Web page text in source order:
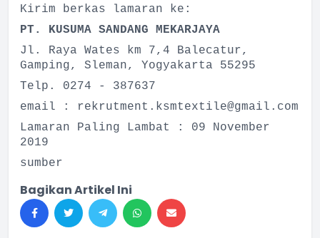
Kirim berkas lamaran ke:
PT. KUSUMA SANDANG MEKARJAYA
Jl. Raya Wates km 7,4 Balecatur,
Gamping, Sleman, Yogyakarta 55295
Telp. 0274 - 387637
email :
rekrutment.ksmtextile@gmail.com
Lamaran Paling Lambat : 09 November
2019
sumber
Bagikan Artikel Ini